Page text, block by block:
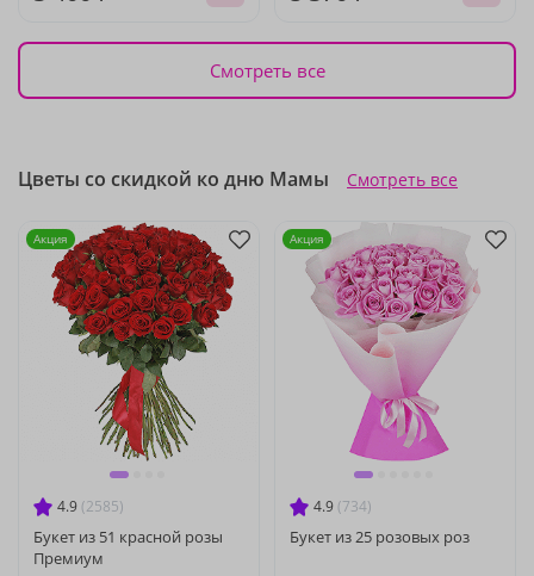
Смотреть все
Цветы со скидкой ко дню Мамы Смотреть все
4.9 (2585)
Букет из 51 красной розы
Премиум
Акция
4.9 (734)
Букет из 25 розовых роз
Акция